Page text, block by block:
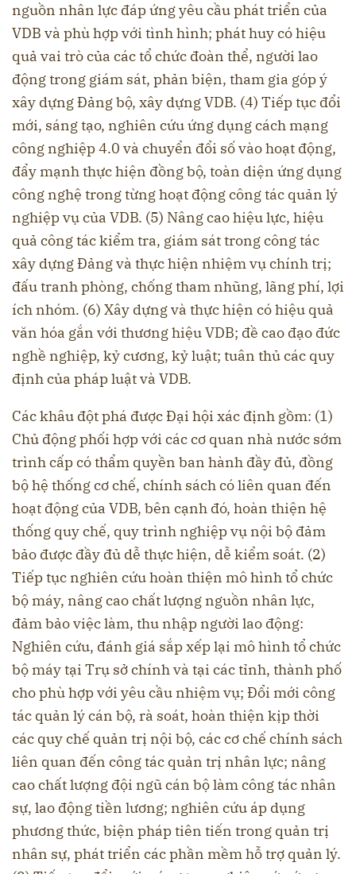
nguồn nhân lực đáp ứng yêu cầu phát triển của
VDB và phù hợp với tình hình; phát huy có hiệu
quả vai trò của các tổ chức đoàn thể, người lao
động trong giám sát, phản biện, tham gia góp ý
xây dựng Đảng bộ, xây dựng VDB. (4) Tiếp tục đổi
mới, sáng tạo, nghiên cứu ứng dụng cách mạng
công nghiệp 4.0 và chuyển đổi số vào hoạt động,
đẩy mạnh thực hiện đồng bộ, toàn diện ứng dụng
công nghệ trong từng hoạt động công tác quản lý
nghiệp vụ của VDB. (5) Nâng cao hiệu lực, hiệu
quả công tác kiểm tra, giám sát trong công tác
xây dựng Đảng và thực hiện nhiệm vụ chính trị;
đấu tranh phòng, chống tham nhũng, lãng phí, lợi
ích nhóm. (6) Xây dựng và thực hiện có hiệu quả
văn hóa gắn với thương hiệu VDB; đề cao đạo đức
nghề nghiệp, kỷ cương, kỷ luật; tuân thủ các quy
định của pháp luật và VDB.
Các khâu đột phá được Đại hội xác định gồm: (1)
Chủ động phối hợp với các cơ quan nhà nước sớm
trình cấp có thẩm quyền ban hành đầy đủ, đồng
bộ hệ thống cơ chế, chính sách có liên quan đến
hoạt động của VDB, bên cạnh đó, hoàn thiện hệ
thống quy chế, quy trình nghiệp vụ nội bộ đảm
bảo được đầy đủ dễ thực hiện, dễ kiểm soát. (2)
Tiếp tục nghiên cứu hoàn thiện mô hình tổ chức
bộ máy, nâng cao chất lượng nguồn nhân lực,
đảm bảo việc làm, thu nhập người lao động:
Nghiên cứu, đánh giá sắp xếp lại mô hình tổ chức
bộ máy tại Trụ sở chính và tại các tỉnh, thành phố
cho phù hợp với yêu cầu nhiệm vụ; Đổi mới công
tác quản lý cán bộ, rà soát, hoàn thiện kịp thời
các quy chế quản trị nội bộ, các cơ chế chính sách
liên quan đến công tác quản trị nhân lực; nâng
cao chất lượng đội ngũ cán bộ làm công tác nhân
sự, lao động tiền lương; nghiên cứu áp dụng
phương thức, biện pháp tiên tiến trong quản trị
nhân sự, phát triển các phần mềm hỗ trợ quản lý.